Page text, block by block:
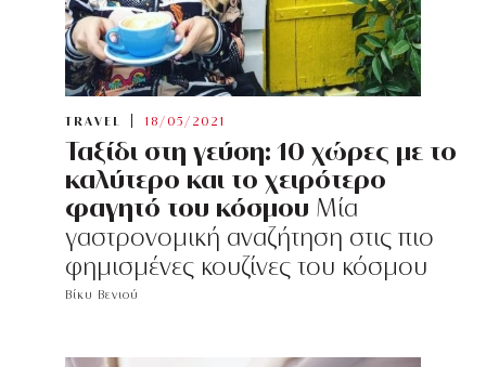
TRAVEL 18/05/2021
Ταξίδι στη γεύση: 10 χώρες με το
καλύτερο και το χειρότερο
φαγητό του κόσμου Μία
γαστρονομική αναζήτηση στις πιο
φημισμένες κουζίνες του κόσμου
Βίκυ Βενιού